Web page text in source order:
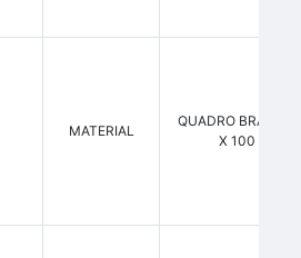
MATERIAL
QUADRO BRANCO
X 100 CM